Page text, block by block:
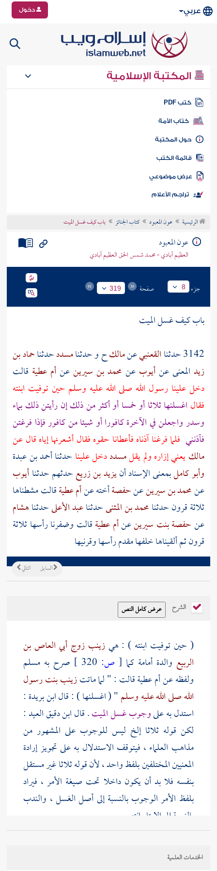
عربي دخول
المكتبة الإسلامية
كتب PDF
كتاب الأمة
المكتبة
الكتب
موضوعي
تراجم الأعلام
الرئيسية عون المعبود كتاب الجنائز باب كيف غسل الميت
عون المعبود
العظيم آبادي - محمد شمس الحق العظيم آبادي
جزء 8 صفحة 319
باب كيف غسل الميت
3142 حدثنا
القعنبيعنمالكح و حدثنامسددحدثناحماد بن
زيد المعنى عنأيوبعن محمد بن سيرينعنأم عطية قالت
دخل علينا رسول الله صلى الله عليه وسلم حين توفيت ابنته
فقال اغسلنها ثلاثا أو خمسا أو أكثر من ذلك إن رأيتن ذلك بماء
وسدر واجعلن في الآخرة كافورا أو شيئا من كافور فإذا فرغتن
فآذنني فلما فرغنا آذناه فأعطانا حقوه فقال أشعرنها إياه قال عن
مالكيعني إزاره ولم يقلمسدددخل علينا حدثناأحمد بن عبدة
وأبو كاملبمعنى الإسناد أنيزيد بن زريعحدثهم حدثناأيوب
عنمحمد بن سيرينعنحفصةأخته عنأم عطيةقالت مشطناها
ثلاثة قرون حدثنامحمد بن المثنىحدثناعبد الأعلىحدثناهشام
عنحفصة بنت سيرينعنأم عطيةقالت وضفرنا رأسها ثلاثة
قرون ثم ألقيناها خلفها مقدم رأسها وقرنيها
التالي السابق
الشرح
( حين توفيت ابنته ) : هيزينب زوج أبي العاص بن
الربيع والدة أمامة كما [ ص: صرح به مسلم
ولفظه عنأم عطيةقالت : " لما ماتتزينب بنت رسول
الله صلى الله عليه وسلم" ( اغسلنها ) : قالابن بريدة :
استدل به علىوجوب غسل الميت. قالابن دقيق العيد:
لكن قوله ثلاثا إلخ ليس للوجوب على المشهور من
مذاهب العلماء ، فيتوقف الاستدلال به على تجويز إرادة
المعنيين المختلفين بلفظ واحد ، لأن قوله ثلاثا غير مستقل
بنفسه فلا بد أن يكون داخلا تحت صيغة الأمر ، فيراد
بلفظ الأمر الوجوب بالنسبة إلى أصل الغسل ، والندب
بالنسبة إلى الإيتار انتهى .
فمن جوز ذلك الاستدلال بهذا الأمر على الوجوب ومن
لم يجوزه حمل الأمر على الندب لهذه القرينة . كذا في النيل (الخدمات العلمية